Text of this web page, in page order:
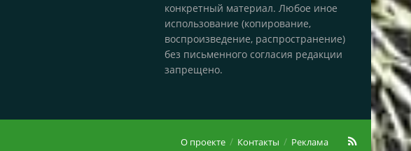
конкретный материал. Любое иное
использование (копирование,
воспроизведение, распространение)
без письменного согласия редакции
запрещено.
О проекте Контакты Реклама